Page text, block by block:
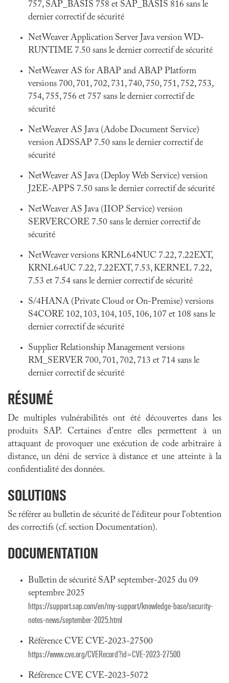
757, SAP_BASIS 758 et SAP_BASIS 816 sans le
dernier correctif de sécurité
NetWeaver Application Server Java version WD-
RUNTIME 7.50 sans le dernier correctif de sécurité
NetWeaver AS for ABAP and ABAP Platform
versions 700, 701, 702, 731, 740, 750, 751, 752, 753,
754, 755, 756 et 757 sans le dernier correctif de
sécurité
NetWeaver AS Java (Adobe Document Service)
version ADSSAP 7.50 sans le dernier correctif de
sécurité
NetWeaver AS Java (Deploy Web Service) version
J2EE-APPS 7.50 sans le dernier correctif de sécurité
NetWeaver AS Java (IIOP Service) version
SERVERCORE 7.50 sans le dernier correctif de
sécurité
NetWeaver versions KRNL64NUC 7.22, 7.22EXT,
KRNL64UC 7.22, 7.22EXT, 7.53, KERNEL 7.22,
7.53 et 7.54 sans le dernier correctif de sécurité
S/4HANA (Private Cloud or On-Premise) versions
S4CORE 102, 103, 104, 105, 106, 107 et 108 sans le
dernier correctif de sécurité
Supplier Relationship Management versions
RM_SERVER 700, 701, 702, 713 et 714 sans le
dernier correctif de sécurité
RÉSUMÉ
De multiples vulnérabilités ont été découvertes dans les
produits SAP. Certaines d'entre elles permettent à un
attaquant de provoquer une exécution de code arbitraire à
distance, un déni de service à distance et une atteinte à la
confidentialité des données.
SOLUTIONS
Se référer au bulletin de sécurité de l'éditeur pour l'obtention
des correctifs (cf. section Documentation).
DOCUMENTATION
Bulletin de sécurité SAP september-2025 du 09
septembre 2025
https://support.sap.com/en/my-support/knowledge-base/security-
notes-news/september-2025.html
Référence CVE CVE-2023-27500
https://www.cve.org/CVERecord?id=CVE-2023-27500
Référence CVE CVE-2023-5072